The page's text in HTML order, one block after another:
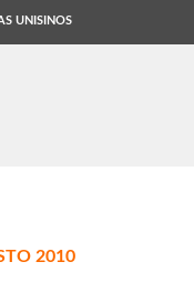
UNISINOS
2010